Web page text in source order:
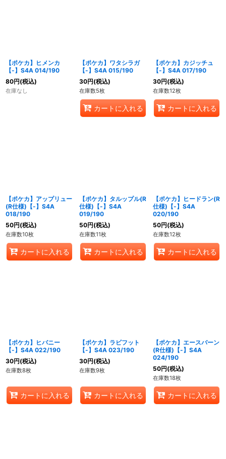
【ポケカ】ヒメンカ
【-】S4A 014/190
80円(税込)
在庫なし
【ポケカ】ワタシラガ
【-】S4A 015/190
30円(税込)
在庫数5枚
カートに入れる
【ポケカ】カジッチュ
【-】S4A 017/190
30円(税込)
在庫数12枚
カートに入れる
【ポケカ】アップリュー
(R仕様)【-】S4A
018/190
50円(税込)
在庫数10枚
カートに入れる
【ポケカ】タルップル(R
仕様)【-】S4A
019/190
50円(税込)
在庫数11枚
カートに入れる
【ポケカ】ヒードラン(R
仕様)【-】S4A
020/190
50円(税込)
在庫数12枚
カートに入れる
【ポケカ】ヒバニー
【-】S4A 022/190
30円(税込)
在庫数8枚
カートに入れる
【ポケカ】ラビフット
【-】S4A 023/190
30円(税込)
在庫数9枚
カートに入れる
【ポケカ】エースバーン
(R仕様)【-】S4A
024/190
50円(税込)
在庫数18枚
カートに入れる